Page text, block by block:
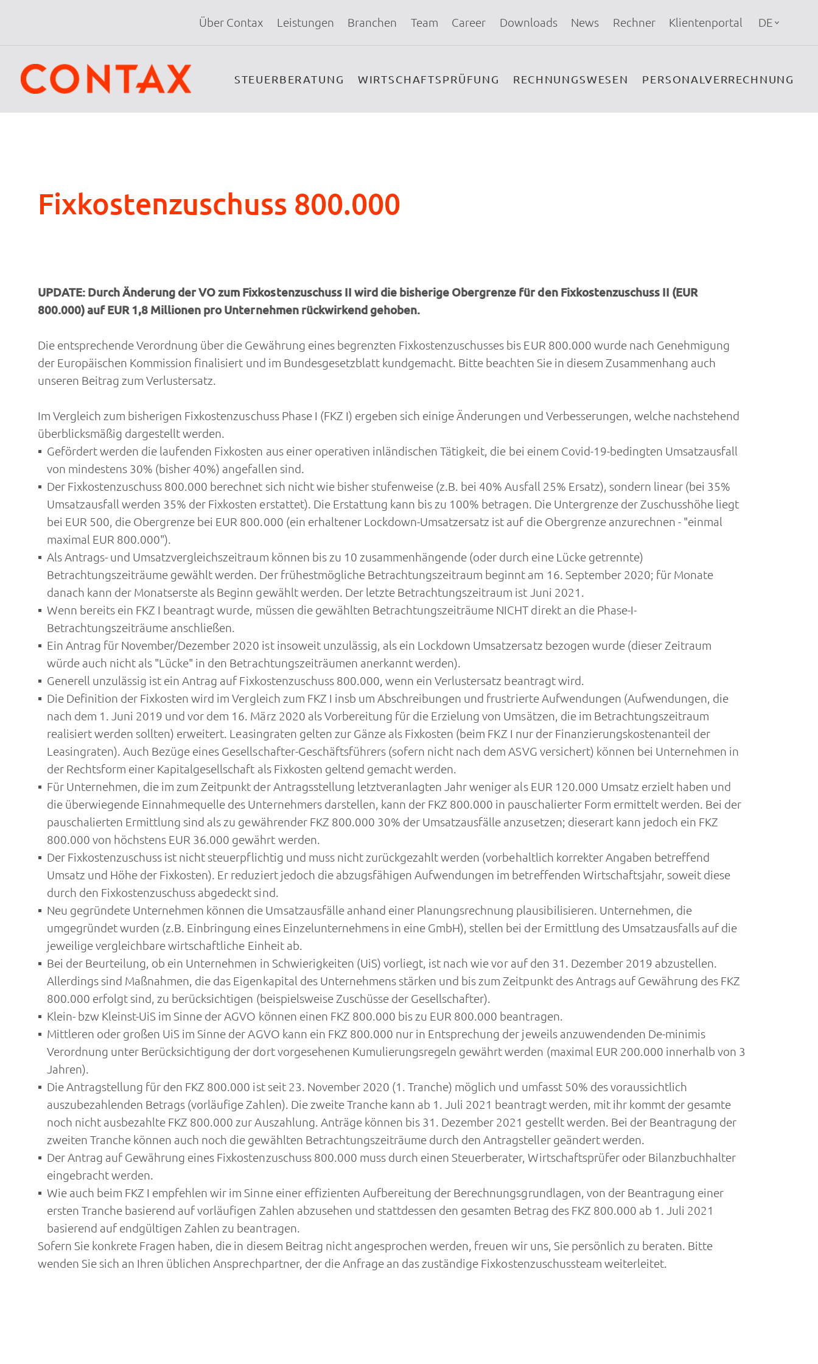
Über Contax Leistungen Branchen Team Career Downloads News Rechner Klientenportal DE
STEUERBERATUNG WIRTSCHAFTSPRÜFUNG RECHNUNGSWESEN PERSONALVERRECHNUNG
Fixkostenzuschuss 800.000
UPDATE: Durch Änderung der VO zum Fixkostenzuschuss II wird die bisherige Obergrenze für den Fixkostenzuschuss II (EUR
800.000) auf EUR 1,8 Millionen pro Unternehmen rückwirkend gehoben.
Die entsprechende Verordnung über die Gewährung eines begrenzten Fixkostenzuschusses bis EUR 800.000 wurde nach Genehmigung
der Europäischen Kommission finalisiert und im Bundesgesetzblatt kundgemacht. Bitte beachten Sie in diesem Zusammenhang auch
unseren Beitrag zum Verlustersatz.
Im Vergleich zum bisherigen Fixkostenzuschuss Phase I (FKZ I) ergeben sich einige Änderungen und Verbesserungen, welche nachstehend
überblicksmäßig dargestellt werden.
Gefördert werden die laufenden Fixkosten aus einer operativen inländischen Tätigkeit, die bei einem Covid-19-bedingten Umsatzausfall
von mindestens 30% (bisher 40%) angefallen sind.
Der Fixkostenzuschuss 800.000 berechnet sich nicht wie bisher stufenweise (z.B. bei 40% Ausfall 25% Ersatz), sondern linear (bei 35%
Umsatzausfall werden 35% der Fixkosten erstattet). Die Erstattung kann bis zu 100% betragen. Die Untergrenze der Zuschusshöhe liegt
bei EUR 500, die Obergrenze bei EUR 800.000 (ein erhaltener Lockdown-Umsatzersatz ist auf die Obergrenze anzurechnen - "einmal
maximal EUR 800.000").
Als Antrags- und Umsatzvergleichszeitraum können bis zu 10 zusammenhängende (oder durch eine Lücke getrennte)
Betrachtungszeiträume gewählt werden. Der frühestmögliche Betrachtungszeitraum beginnt am 16. September 2020; für Monate
danach kann der Monatserste als Beginn gewählt werden. Der letzte Betrachtungszeitraum ist Juni 2021.
Wenn bereits ein FKZ I beantragt wurde, müssen die gewählten Betrachtungszeiträume NICHT direkt an die Phase-I-
Betrachtungszeiträume anschließen.
Ein Antrag für November/Dezember 2020 ist insoweit unzulässig, als ein Lockdown Umsatzersatz bezogen wurde (dieser Zeitraum
würde auch nicht als "Lücke" in den Betrachtungszeiträumen anerkannt werden).
Generell unzulässig ist ein Antrag auf Fixkostenzuschuss 800.000, wenn ein Verlustersatz beantragt wird.
Die Definition der Fixkosten wird im Vergleich zum FKZ I insb um Abschreibungen und frustrierte Aufwendungen (Aufwendungen, die
nach dem 1. Juni 2019 und vor dem 16. März 2020 als Vorbereitung für die Erzielung von Umsätzen, die im Betrachtungszeitraum
realisiert werden sollten) erweitert. Leasingraten gelten zur Gänze als Fixkosten (beim FKZ I nur der Finanzierungskostenanteil der
Leasingraten). Auch Bezüge eines Gesellschafter-Geschäftsführers (sofern nicht nach dem ASVG versichert) können bei Unternehmen in
der Rechtsform einer Kapitalgesellschaft als Fixkosten geltend gemacht werden.
Für Unternehmen, die im zum Zeitpunkt der Antragsstellung letztveranlagten Jahr weniger als EUR 120.000 Umsatz erzielt haben und
die überwiegende Einnahmequelle des Unternehmers darstellen, kann der FKZ 800.000 in pauschalierter Form ermittelt werden. Bei der
pauschalierten Ermittlung sind als zu gewährender FKZ 800.000 30% der Umsatzausfälle anzusetzen; dieserart kann jedoch ein FKZ
800.000 von höchstens EUR 36.000 gewährt werden.
Der Fixkostenzuschuss ist nicht steuerpflichtig und muss nicht zurückgezahlt werden (vorbehaltlich korrekter Angaben betreffend
Umsatz und Höhe der Fixkosten). Er reduziert jedoch die abzugsfähigen Aufwendungen im betreffenden Wirtschaftsjahr, soweit diese
durch den Fixkostenzuschuss abgedeckt sind.
Neu gegründete Unternehmen können die Umsatzausfälle anhand einer Planungsrechnung plausibilisieren. Unternehmen, die
umgegründet wurden (z.B. Einbringung eines Einzelunternehmens in eine GmbH), stellen bei der Ermittlung des Umsatzausfalls auf die
jeweilige vergleichbare wirtschaftliche Einheit ab.
Bei der Beurteilung, ob ein Unternehmen in Schwierigkeiten (UiS) vorliegt, ist nach wie vor auf den 31. Dezember 2019 abzustellen.
Allerdings sind Maßnahmen, die das Eigenkapital des Unternehmens stärken und bis zum Zeitpunkt des Antrags auf Gewährung des FKZ
800.000 erfolgt sind, zu berücksichtigen (beispielsweise Zuschüsse der Gesellschafter).
Klein- bzw Kleinst-UiS im Sinne der AGVO können einen FKZ 800.000 bis zu EUR 800.000 beantragen.
Mittleren oder großen UiS im Sinne der AGVO kann ein FKZ 800.000 nur in Entsprechung der jeweils anzuwendenden De-minimis
Verordnung unter Berücksichtigung der dort vorgesehenen Kumulierungsregeln gewährt werden (maximal EUR 200.000 innerhalb von 3
Jahren).
Die Antragstellung für den FKZ 800.000 ist seit 23. November 2020 (1. Tranche) möglich und umfasst 50% des voraussichtlich
auszubezahlenden Betrags (vorläufige Zahlen). Die zweite Tranche kann ab 1. Juli 2021 beantragt werden, mit ihr kommt der gesamte
noch nicht ausbezahlte FKZ 800.000 zur Auszahlung. Anträge können bis 31. Dezember 2021 gestellt werden. Bei der Beantragung der
zweiten Tranche können auch noch die gewählten Betrachtungszeiträume durch den Antragsteller geändert werden.
Der Antrag auf Gewährung eines Fixkostenzuschuss 800.000 muss durch einen Steuerberater, Wirtschaftsprüfer oder Bilanzbuchhalter
eingebracht werden.
Wie auch beim FKZ I empfehlen wir im Sinne einer effizienten Aufbereitung der Berechnungsgrundlagen, von der Beantragung einer
ersten Tranche basierend auf vorläufigen Zahlen abzusehen und stattdessen den gesamten Betrag des FKZ 800.000 ab 1. Juli 2021
basierend auf endgültigen Zahlen zu beantragen.
Sofern Sie konkrete Fragen haben, die in diesem Beitrag nicht angesprochen werden, freuen wir uns, Sie persönlich zu beraten. Bitte
wenden Sie sich an Ihren üblichen Ansprechpartner, der die Anfrage an das zuständige Fixkostenzuschussteam weiterleitet.